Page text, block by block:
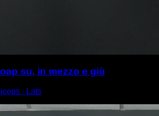
su, in mezzo e giù
∙ Lats